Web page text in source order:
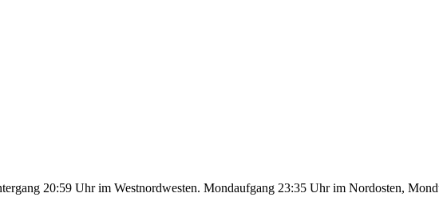
20:59 Uhr im Westnordwesten. Mondaufgang 23:35 Uhr im Nordosten,